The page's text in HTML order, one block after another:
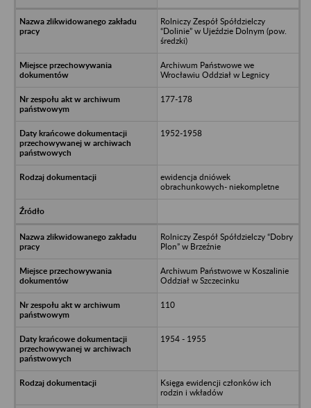
Rolniczy Zespół Spółdzielczy
“Dolinie” w Ujeździe Dolnym (pow.
średzki)
Archiwum Państwowe we
Wrocławiu Oddział w Legnicy
177-178
1952-1958
ewidencja dniówek
obrachunkowych- niekompletne
Rolniczy Zespół Spółdzielczy “Dobry
Plon” w Brzeźnie
Archiwum Państwowe w Koszalinie
Oddział w Szczecinku
110
1954 - 1955
Księga ewidencji członków ich
rodzin i wkładów